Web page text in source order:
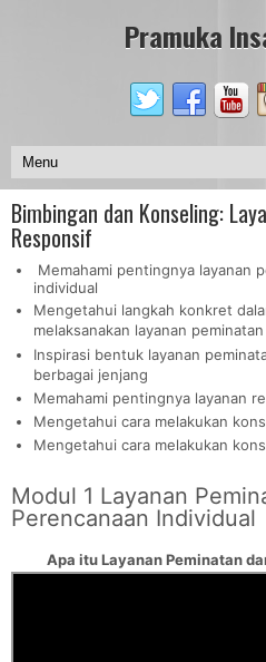
Pramuka
Bimbingan dan Konseling:
Responsif
Memahami pentingnya layanan
individual
Mengetahui langkah konkret
melaksanakan layanan
Inspirasi bentuk layanan
berbagai jenjang
Memahami pentingnya layanan
Mengetahui cara melakukan
Mengetahui cara melakukan
Modul 1 Layanan
Perencanaan Individual
Apa itu Layanan Peminatan